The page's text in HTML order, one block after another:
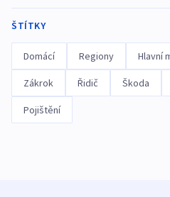
ŠTÍTKY
Domácí Regiony Hlavní
Zákrok Řidič Škoda
Pojištění